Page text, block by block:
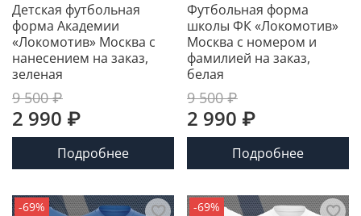
Детская футбольная
форма Академии
«Локомотив» Москва с
нанесением на заказ,
зеленая
9 500 ₽
2 990 ₽
Подробнее
Футбольная форма
школы ФК «Локомотив»
Москва с номером и
фамилией на заказ,
белая
9 500 ₽
2 990 ₽
Подробнее
-69% -69%